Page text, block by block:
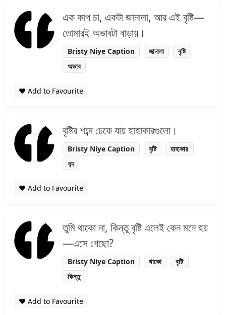
এক কাপ চা, একটা জানালা, আর এই বৃষ্টি—
তোমারই অভাবটা বাড়ায়।
Bristy Niye Caption জানালা
বৃষ্টি
অভাব
❤️ Add to Favourite
বৃষ্টির শব্দে ঢেকে যায় হাহাকারগুলো।
Bristy Niye Caption বৃষ্টি
হাহাকার
শব্দ
❤️ Add to Favourite
তুমি থাকো না, কিন্তু বৃষ্টি এলেই কেন মনে হয়
—এসে গেছো?
Bristy Niye Caption থাকো
বৃষ্টি
কিন্তু
❤️ Add to Favourite